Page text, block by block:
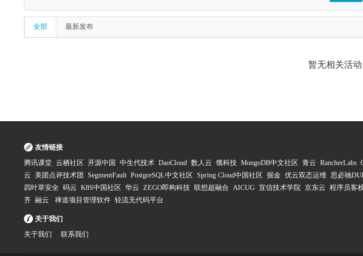
全部 最新发布
暂无相关活动
友情链接
腾讯课堂 云栖社区 开源中国 中生代技术 DaoCloud 数人云 饿科技 MongoDB中文社区 青云 RancherLabs
云
美团点评技术团 SegmentFault PostgreSQL中文社区 Spring Cloud中国社区 掘金 优云双态运维 思必驰
四叶草安全 码云 K8S中国社区 华云 ZEGO即构科技 联想超融合 AICUG 宜信技术学院 京东云 程序员客
齐 融云 禅道项目管理软件 轻流无代码平台
关于我们
关于我们 联系我们